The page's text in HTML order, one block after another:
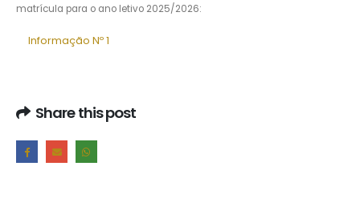
matrícula para o ano letivo 2025/2026:
Informação Nº 1
Share this post